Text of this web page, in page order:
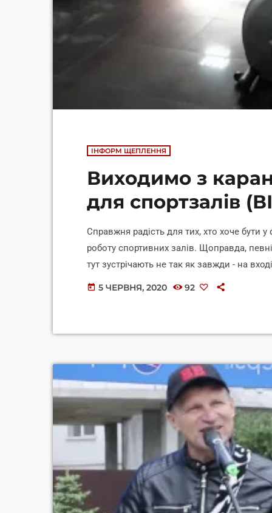
ІНФОРМ ЩЕПЛЕННЯ
Виходимо з
для спортзалів
Справжня радість для тих, хто хоче бути
роботу спортивних залів. Щоправда,
тут зустрічають не так як завжди - на
Проєкт реалізується за підтримки Фонду
today 5 ЧЕРВНЯ, 2020 92